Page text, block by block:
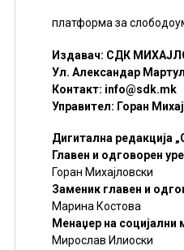
платформа за
Издавач: СДК
Ул. Александар
Контакт: info@sdk.mk
Управител: Горан
Дигитална редакција
Главен и одговорен
Горан Михајловски
Заменик главен и
Марина Костова
Менаџер на социјални
Мирослав Илиоски